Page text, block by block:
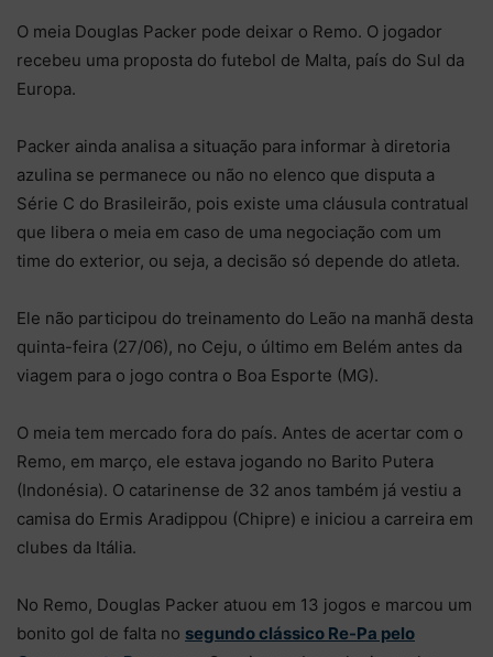
O meia Douglas Packer pode deixar o Remo. O jogador
recebeu uma proposta do futebol de Malta, país do Sul da
Europa.
Packer ainda analisa a situação para informar à diretoria
azulina se permanece ou não no elenco que disputa a
Série C do Brasileirão, pois existe uma cláusula contratual
que libera o meia em caso de uma negociação com um
time do exterior, ou seja, a decisão só depende do atleta.
Ele não participou do treinamento do Leão na manhã desta
quinta-feira (27/06), no Ceju, o último em Belém antes da
viagem para o jogo contra o Boa Esporte (MG).
O meia tem mercado fora do país. Antes de acertar com o
Remo, em março, ele estava jogando no Barito Putera
(Indonésia). O catarinense de 32 anos também já vestiu a
camisa do Ermis Aradippou (Chipre) e iniciou a carreira em
clubes da Itália.
No Remo, Douglas Packer atuou em 13 jogos e marcou um
bonito gol de falta no segundo clássico Re-Pa pelo